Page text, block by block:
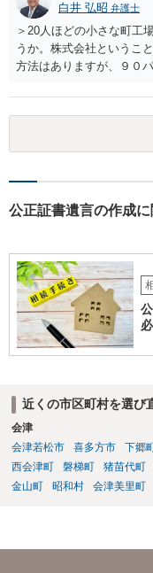
白井 弘昭 弁護士
＞20人ほどの小さな町工
うか。株式会社というこ
方法はありますが、９０
るか、家族を説得して承
がいれば、全員で会社を
れます。 それか、しばら
継させるしかないように
公正証書遺言の作成
近くの市区町村を選び
会津
会津若松市
喜多方市 下郷
西会津町
磐梯町 猪苗代町
金山町
昭和村 会津美里町